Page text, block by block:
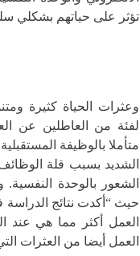
تؤثر على حياتهم بشكلي
وعثرات الحياة كثيرة
لفئة من العاطلين عن
متأملا بالوظيفة
الشديد بسبب قلة
حيث “أكدت نتائج الدراسة
العمل أكثر مما هي عند
العمل أيضا من العثرات